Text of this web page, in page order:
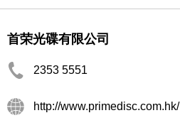
首荣光碟有限公司
2353 5551
http://www.primedisc.com.hk/